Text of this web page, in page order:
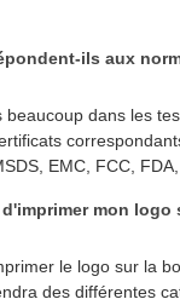
ils aux
beaucoup dans les
EMC, FCC,
mon logo
le logo sur la
des différentes